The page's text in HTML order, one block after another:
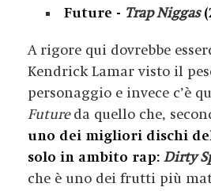
Future - Trap Niggas
A rigore qui dovrebbe
Kendrick Lamar visto il
personaggio e invece c’è
Futureda quello che,
uno dei migliori dischi
solo in ambito rap: Dirty
che è uno dei frutti più